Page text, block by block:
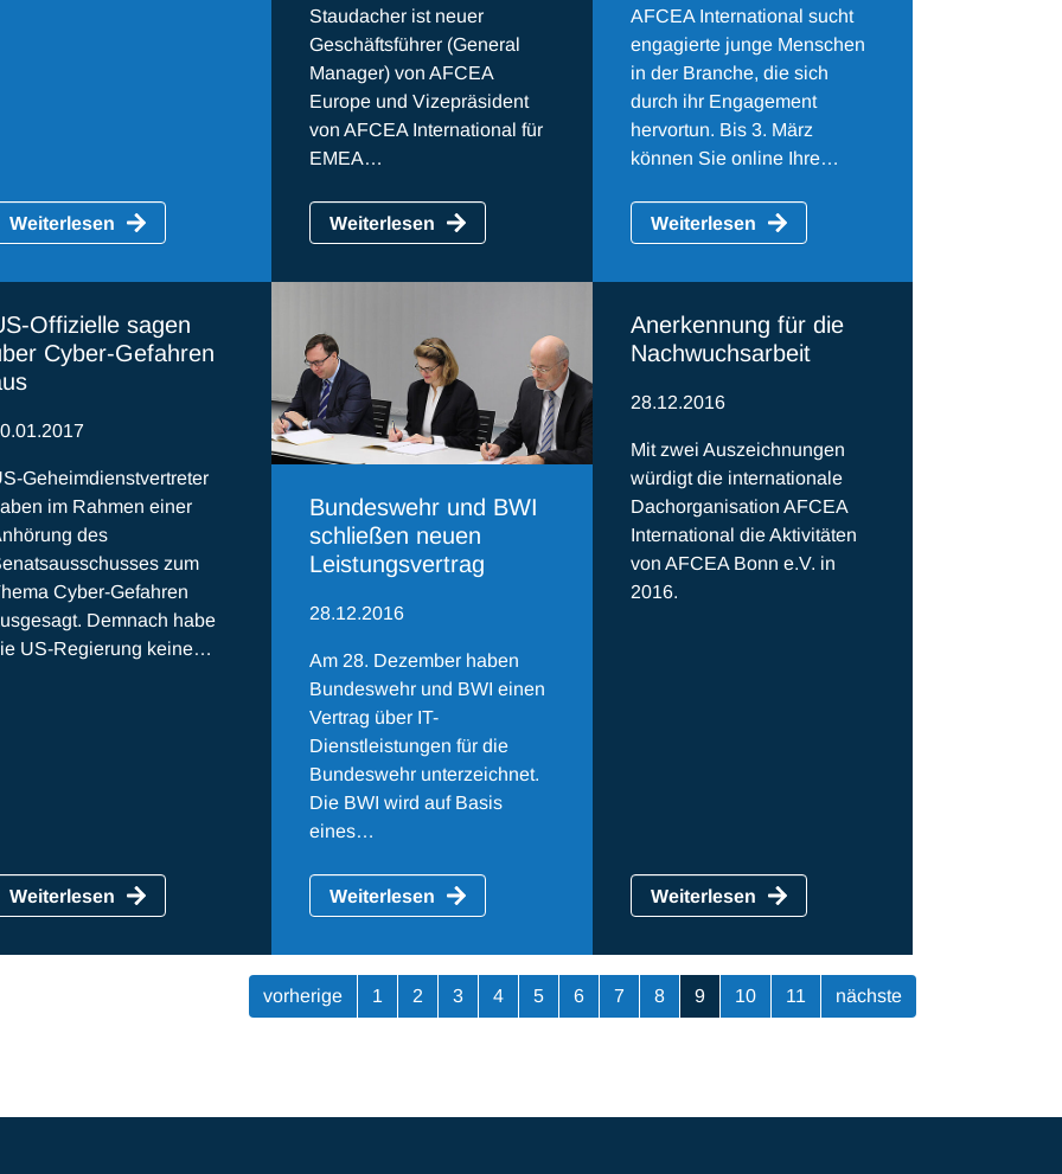
Weiterlesen
Staudacher ist neuer
Geschäftsführer (General
Manager) von AFCEA
Europe und Vizepräsident
von AFCEA International für
EMEA…
Weiterlesen
AFCEA International sucht
engagierte junge Menschen
in der Branche, die sich
durch ihr Engagement
hervortun. Bis 3. März
können Sie online Ihre…
Weiterlesen
Offizielle sagen
Cyber-Gefahren
Geheimdienstvertreter
im Rahmen einer
des
zum
Cyber-Gefahren
Demnach habe
US-Regierung keine…
Weiterlesen
Bundeswehr und BWI
schließen neuen
Leistungsvertrag
28.12.2016
Am 28. Dezember haben
Bundeswehr und BWI einen
Vertrag über IT-
Dienstleistungen für die
Bundeswehr unterzeichnet.
Die BWI wird auf Basis
eines…
Weiterlesen
Anerkennung für die
Nachwuchsarbeit
28.12.2016
Mit zwei Auszeichnungen
würdigt die internationale
Dachorganisation AFCEA
International die Aktivitäten
von AFCEA Bonn e.V. in
2016.
Weiterlesen
vorherige 1 2 3 4 5 6 7 8 9 10 11 nächste